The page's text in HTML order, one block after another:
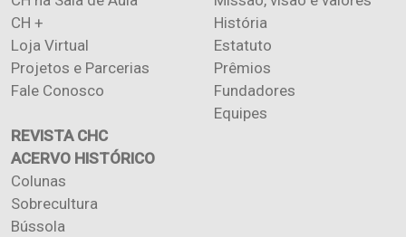
CH +
Loja Virtual
Projetos e Parcerias
Fale Conosco
História
Estatuto
Prêmios
Fundadores
Equipes
REVISTA CHC
ACERVO HISTÓRICO
Colunas
Sobrecultura
Bússola